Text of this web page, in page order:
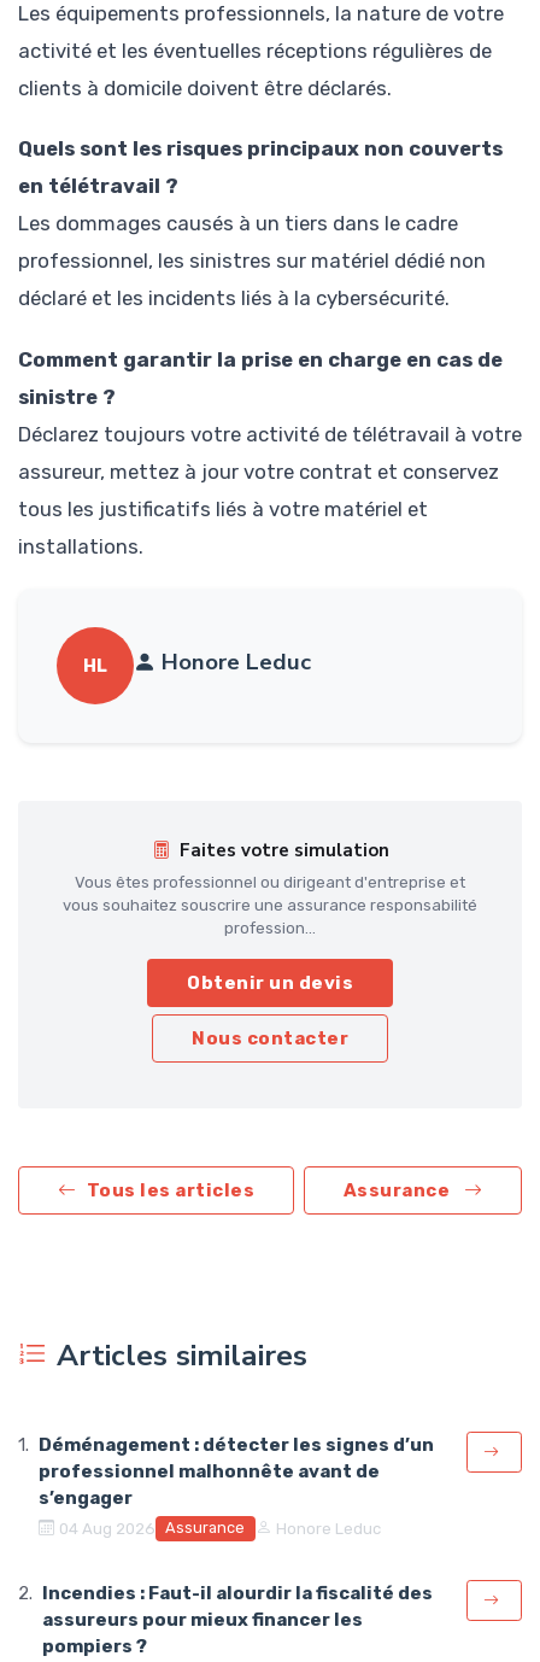
Les équipements professionnels, la nature de votre
activité et les éventuelles réceptions régulières de
clients à domicile doivent être déclarés.
Quels sont les risques principaux non couverts
en télétravail ?
Les dommages causés à un tiers dans le cadre
professionnel, les sinistres sur matériel dédié non
déclaré et les incidents liés à la cybersécurité.
Comment garantir la prise en charge en cas de
sinistre ?
Déclarez toujours votre activité de télétravail à votre
assureur, mettez à jour votre contrat et conservez
tous les justificatifs liés à votre matériel et
installations.
HL Honore Leduc
Faites votre simulation
Vous êtes professionnel ou dirigeant d'entreprise et
vous souhaitez souscrire une assurance responsabilité
profession...
Obtenir un devis
Nous contacter
Tous les articles Assurance
Articles similaires
Déménagement : détecter les signes d’un
professionnel malhonnête avant de
s’engager
04 Aug 2026 Assurance Honore Leduc
Incendies : Faut-il alourdir la fiscalité des
assureurs pour mieux financer les
pompiers ?